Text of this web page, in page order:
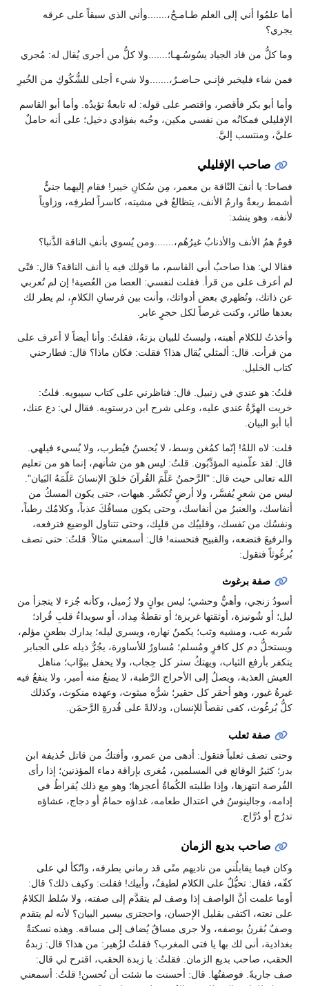
أما علمُوا أني إلى العلم طـامـحٌ،.......وأني الذي سبقاً على عرقه
يجري؟
وما كلُّ من قاد الجياد يسُوسُـهـا؛.......ولا كلُّ من أجرى يُقال له: مُجري
فمن شاء فليخبر فإنـي حـاضـرٌ،.......ولا شيء أجلى للشُّكُوكِ من الخُبرِ
وأما أبو بكر فأقصر، واقتصر على قوله: له تابعةٌ تؤيدُه. وأما أبو القاسم
الإفليلي فمكانُه من نفسي مكين، وحُبه بفؤادي دخيل؛ على أنه حاملٌ
عليَّ، ومنتسب إليَّ.
صاحب الإفليلي
فصاحا: يا أنفَ النّاقة بن معمر، مِن سُكانِ خيبر! فقام إليهما جنيٌّ
أشمط ربعةٌ وارمُ الأنف، يتظالعُ في مشيته، كاسراً لطرفِه، وزاوياً
لأنفه، وهو ينشد:
قومٌ همُ الأنف والأذنابُ غيرُهُم،.......ومن يُسوي بأنفِ الناقة الذَّنبا؟
فقالا لي: هذا صاحبُ أبي القاسم، ما قولك فيه يا أنف الناقة؟ قال: فتًى
لم أعرف على من قرأ. فقلت لنفسي: العصا من العُصية! إن لم تُعربي
عن ذاتك، وتُظهري بعض أدواتك، وأنت بين فرسانِ الكلامِ، لم يطر لك
بعدها طائر، وكنت غرضاً لكل حجرٍ عابر.
وأخذتُ للكلام أهبته، ولبستُ للبيان بزتهُ، فقلتُ: وأنا أيضاً لا أعرف على
من قرأت. قال: ألمثلي يُقال هذا؟ فقلت: فكان ماذا؟ قال: فطارحني
كتاب الخليل.
قلتُ: هو عندي في زنبيل. قال: فناظرني على كتاب سيبويه. قلتُ:
خريت الهرَّةُ عندي عليه، وعلى شرح ابن درستويه. فقال لي: دع عنك،
أبا أبو البيان.
قلت: لاه اللهُ! إنّما كمُغن وسط، لا يُحسنُ فيُطرب، ولا يُسيء فيلهي.
قال: لقد علّمنيه المؤدِّبُون. قلتُ: ليس هو من شأنهم، إنما هو من تعليم
الله تعالى حيث قال: "الرَّحمنُ عَلَّمَ القُرآنَ خلقَ الإنسانَ عَلّمَهُ البَيان".
ليس من شعرٍ يُفسَّر، ولا أرضٍ تُكسَّر. هيهات، حتى يكون المسكُ من
أنفاسك، والعنبرُ من أنفاسك، وحتى يكون مساقُكَ عذباً، وكلامُك رطباً،
ونفسُك من نَفسك، وقليبُك من قلبِك، وحتى تتناول الوضيع فترفعه،
والرفيعَ فتضعه، والقبيح فتحسنه! قال: أسمعني مثالاً. قلتُ: حتى تصف
بُرغُوثاً فتقول:
صفة برغوث
أسودُ زنجي، وأهيٌّ وحشي؛ ليس بوانٍ ولا زُميل، وكأنه جُزء لا يتجزأ من
ليل؛ أو شُونيزة، أوثقتها غريزة؛ أو نقطةُ مِداد، أو سويداءُ قلبِ قُراد؛
شُربه عب، ومشيه وثب؛ يكمنُ نهاره، ويسري ليله؛ يدارك بطعنٍ مؤلم،
ويستحلُّ دم كل كافرٍ ومُسلم؛ مُساورٌ للأساورة، يجُرُّ ذيله على الجبابر
يتكفر بأرفع الثياب، ويهتكُ ستر كل حِجاب، ولا يحفل ببوَّاب؛ مناهل
العيش العذبة، ويصلُ إلى الأحراج الرَّطبة، لا يمنعُ منه أمير، ولا ينفعُ فيه
غيرةُ غيور، وهو أحقر كل حقير؛ شرُّه مبثوث، وعهده منكوث، وكذلك
كلُّ بُرغُوث، كفى نقصاً للإنسان، ودلالةً على قُدرةِ الرَّحمَن.
صفة ثعلب
وحتى تصف ثعلباً فتقول: أدهى من عمرو، وأفتكُ من قاتل حُذيفة ابن
بدر؛ كثيرُ الوقائع في المسلمين، مُغرى بإراقة دماء المؤذنين؛ إذا رأى
الفُرصة انتهزها، وإذا طلبته الكُماةُ أعجزها؛ وهو مع ذلك يُقراطُ في
إدامه، وجالينوسُ في اعتدال طعامه، غداؤه حمامٌ أو دجاج، عشاؤه
تدرُج أو دُرَّاج.
صاحب بديع الزمان
وكان فيما يقابلُني من ناديهم متًى قد رماني بطرفه، واتّكأ لي على
كفّه، فقال: تحيُّلٌ على الكلام لطيفٌ، وأبيك! فقلت: وكيف ذلك؟ قال:
أوما علمت أنَّ الواصف إذا وصف لم يتقدَّم إلى صفته، ولا سُلط الكلامُ
على نعته، اكتفى بقليل الإحسان، واحجتزى بيسير البيان؟ لأنه لم يتقدم
وصفٌ بُقرنُ بوصفه، ولا جرى مساقٌ يُضاف إلى مساقه. وهذه نسكتةٌ
بغذاذية، أنى لك بها يا فتى المغرب؟ فقلتُ لزُهير: من هذا؟ قال: زبدةُ
الحقب، صاحب بديع الزمان. فقلتُ: يا زبدة الحقب، اقترح لي قال:
صف جاريةً. فوصفتُها. قال: أحسنت ما شئت أن تُحسن! قلتُ: أسمعني